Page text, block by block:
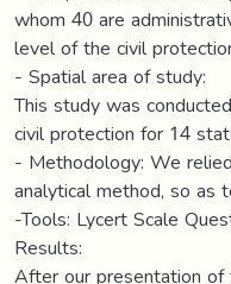
whom 40 are
level of the civil
- Spatial area of study:
This study was
civil protection for 14
- Methodology: We
analytical method, so
-Tools: Lycert Scale
Results:
After our presentation